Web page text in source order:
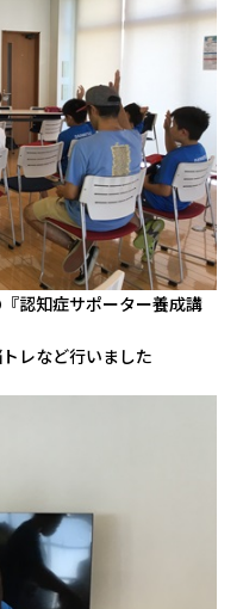
認知症サポーター養成講
レなど行いました